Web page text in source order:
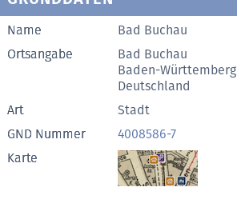
Name
Bad Buchau
Ortsangabe
Bad Buchau
Baden-Württemberg
Deutschland
Art
Stadt
GND Nummer
4008586-7
Karte